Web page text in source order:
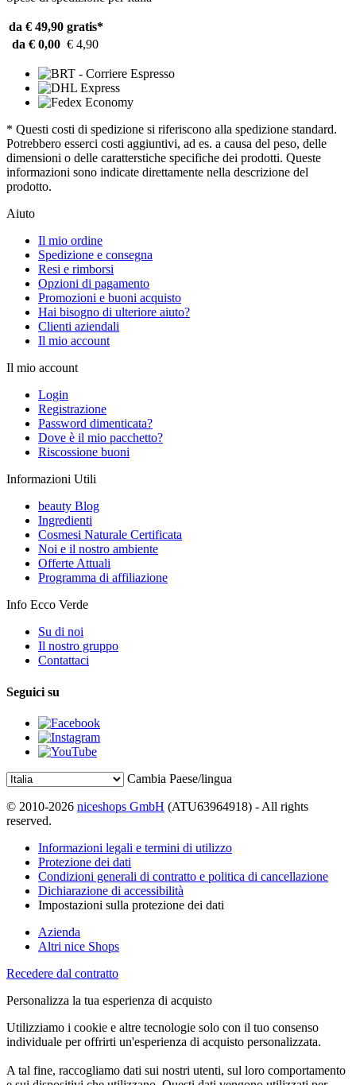
da € 49,90 gratis*
da € 0,00 € 4,90
* Questi costi di spedizione si riferiscono alla spedizione standard.
Potrebbero esserci costi aggiuntivi, ad es. a causa del peso, delle
dimensioni o delle caratterstiche specifiche dei prodotti. Queste
informazioni sono indicate direttamente nella descrizione del
prodotto.
Aiuto
Il mio ordine
Spedizione e consegna
Resi e rimborsi
Opzioni di pagamento
Promozioni e buoni acquisto
Hai bisogno di ulteriore aiuto?
Clienti aziendali
Il mio account
Il mio account
Login
Registrazione
Password dimenticata?
Dove è il mio pacchetto?
Riscossione buoni
Informazioni Utili
beauty Blog
Ingredienti
Cosmesi Naturale Certificata
Noi e il nostro ambiente
Offerte Attuali
Programma di affiliazione
Info Ecco Verde
Su di noi
Il nostro gruppo
Contattaci
Seguici su
Cambia Paese/lingua
© 2010-2026 niceshops GmbH (ATU63964918) - All rights
reserved.
Informazioni legali e termini di utilizzo
Protezione dei dati
Condizioni generali di contratto e politica di cancellazione
Dichiarazione di accessibilità
Impostazioni sulla protezione dei dati
Azienda
Altri nice Shops
Recedere dal contratto
Personalizza la tua esperienza di acquisto
Utilizziamo i cookie e altre tecnologie solo con il tuo consenso
individuale per offrirti un'esperienza di acquisto personalizzata.
A tal fine, raccogliamo dati sui nostri utenti, sul loro comportamento